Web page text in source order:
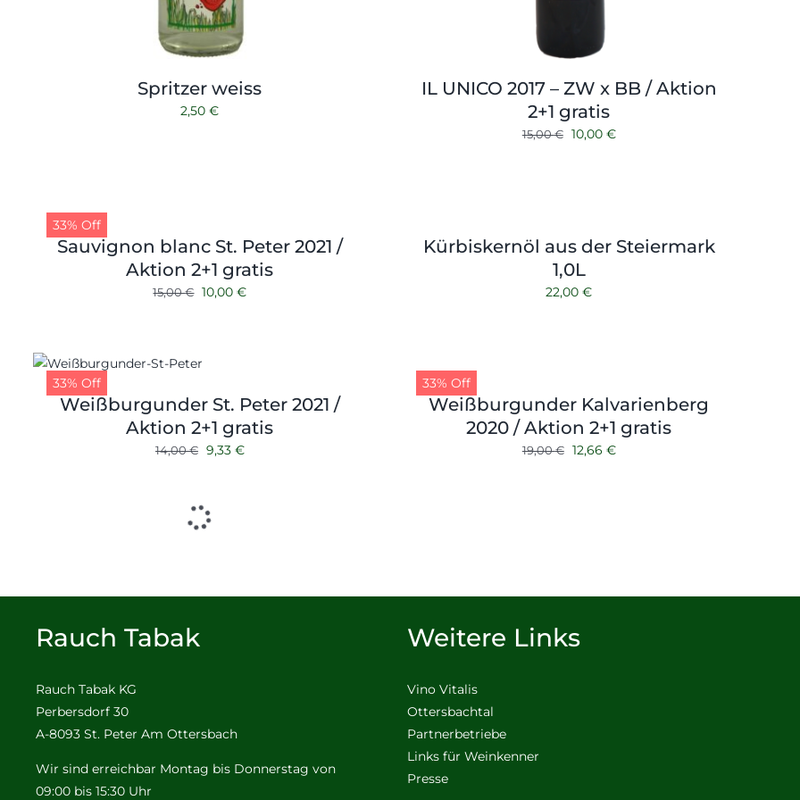
Spritzer weiss
2,50€
IL UNICO 2017 – ZW x BB / Aktion
2+1 gratis
15,00€ Ursprünglicher
10,00 €Aktueller
33% Off
Sauvignon blanc St. Peter 2021 /
Aktion 2+1 gratis
15,00€ Ursprünglicher
15,00 €
10,00€Aktueller
Kürbiskernöl aus der Steiermark
1,0L
22,00€
33% Off
Weißburgunder St. Peter 2021 /
Aktion 2+1 gratis
14,00€ Ursprünglicher
14,00 €
9,33 €Aktueller
33% Off
Weißburgunder Kalvarienberg
2020 / Aktion 2+1 gratis
19,00€ Ursprünglicher
12,66 €Aktueller
Rauch Tabak
Rauch Tabak KG
Perbersdorf 30
A-8093 St. Peter Am Ottersbach
Wir sind erreichbar Montag bis Donnerstag von
09:00 bis 15:30 Uhr
Weitere Links
Vino Vitalis
Ottersbachtal
Partnerbetriebe
Links für Weinkenner
Presse